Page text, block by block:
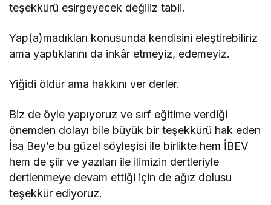
teşekkürü esirgeyecek değiliz tabii.
Yap(a)madıkları konusunda kendisini eleştirebiliriz
ama yaptıklarını da inkâr etmeyiz, edemeyiz.
Yiğidi öldür ama hakkını ver derler.
Biz de öyle yapıyoruz ve sırf eğitime verdiği
önemden dolayı bile büyük bir teşekkürü hak eden
İsa Bey’e bu güzel söyleşisi ile birlikte hem İBEV
hem de şiir ve yazıları ile ilimizin dertleriyle
dertlenmeye devam ettiği için de ağız dolusu
teşekkür ediyoruz.